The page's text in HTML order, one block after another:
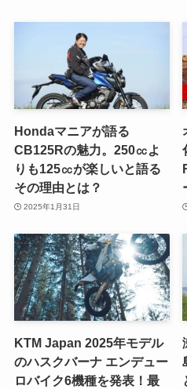
Hondaマニアが語る
CB125Rの魅力。250㏄よ
りも125㏄が楽しいと語る
その理由とは？
2025年1月31日
KTM Japan 2025年モデル
のハスクバーナ エンデュー
ロバイク6機種を発表！最